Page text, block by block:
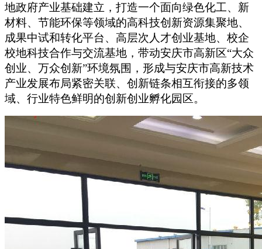
地政府产业基础建立，打造一个面向绿色化工、新
材料、节能环保等领域的高科技创新资源集聚地、
成果中试和转化平台、高层次人才创业基地、校企
校地科技合作与交流基地，带动安庆市高新区“大众
创业、万众创新”环境氛围，形成与安庆市高新技术
产业发展布局紧密关联、创新链条相互衔接的多领
域、行业特色鲜明的创新创业孵化园区。